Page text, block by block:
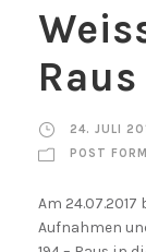
24. JULI
POST
Am
Aufnahmen